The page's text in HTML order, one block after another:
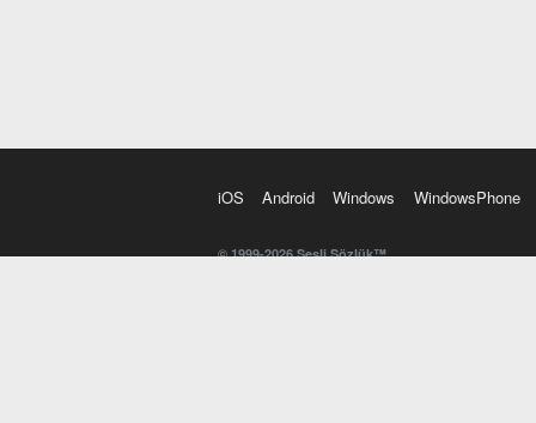
iOS Android Windows WindowsPhone
© 1999-2026 Sesli Sözlük™